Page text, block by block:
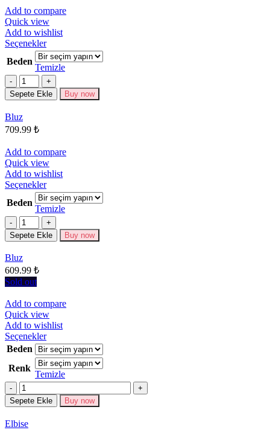
Add to compare
Quick view
Add to wishlist
SeçeneklerBu
ürünün
birden
fazla
varyasyonu
var.
Beden
Temizle
Miktar
Sepete Ekle Buy now
Bluz
709.99 ₺
Add to compare
Quick view
Add to wishlist
SeçeneklerBu
ürünün
birden
fazla
varyasyonu
var.
Beden
Temizle
Miktar
Sepete Ekle Buy now
Bluz
609.99 ₺
Sold out
Add to compare
Quick view
Add to wishlist
SeçeneklerBu
ürünün
birden
fazla
varyasyonu
Seçenekler
Beden
Renk
Temizle
Miktar
Sepete Ekle Buy now
Elbise